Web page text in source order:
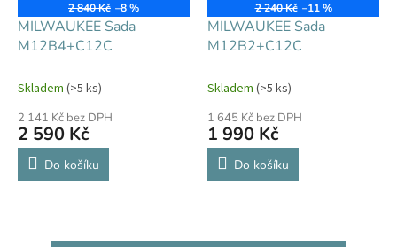
2 840 Kč –8 %
MILWAUKEE Sada
M12B4+C12C
Skladem (>5 ks)
2 141 Kč bez DPH
2 590 Kč
Do košíku
2 240 Kč –11 %
MILWAUKEE Sada
M12B2+C12C
Skladem (>5 ks)
1 645 Kč bez DPH
1 990 Kč
Do košíku